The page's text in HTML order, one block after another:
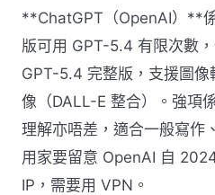
**ChatGPT（OpenAI）**
版可用 GPT-5.4 有限次數
GPT-5.4 完整版，支援圖像
像（DALL-E 整合）。強項
理解亦唔差，適合一般寫作
用家要留意 OpenAI 自
IP，需要用 VPN。